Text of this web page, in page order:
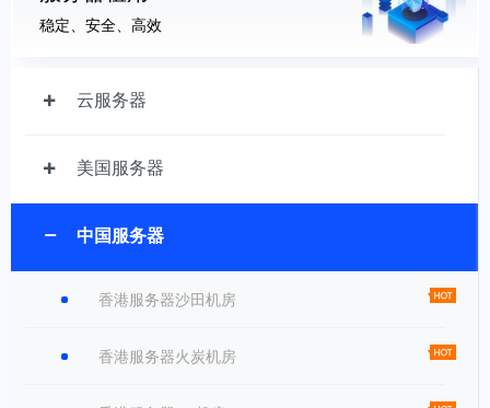
稳定、安全、高效
云服务器
美国服务器
中国服务器
香港服务器沙田机房
香港服务器火炭机房